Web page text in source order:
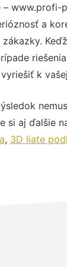
www.profi-
a
k
si aj ďalšie
, 3D liate